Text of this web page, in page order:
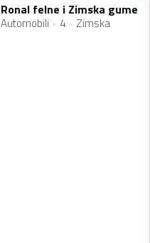
Ronal felne i Zimska gume
Automobili 4 Zimska